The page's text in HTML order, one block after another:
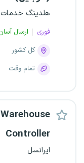
هلدینگ
فوری
ارسال
کل کشور
تمام وقت
Controller
ایرانسل